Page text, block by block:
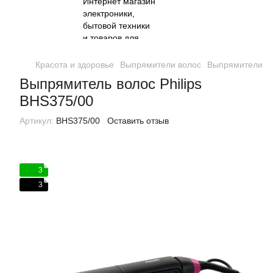
Красота и здоровье Выпрямители волос Выпрямители
Выпрямитель волос Philips
BHS375/00
Артикул: BHS375/00 Оставить отзыв
3
3